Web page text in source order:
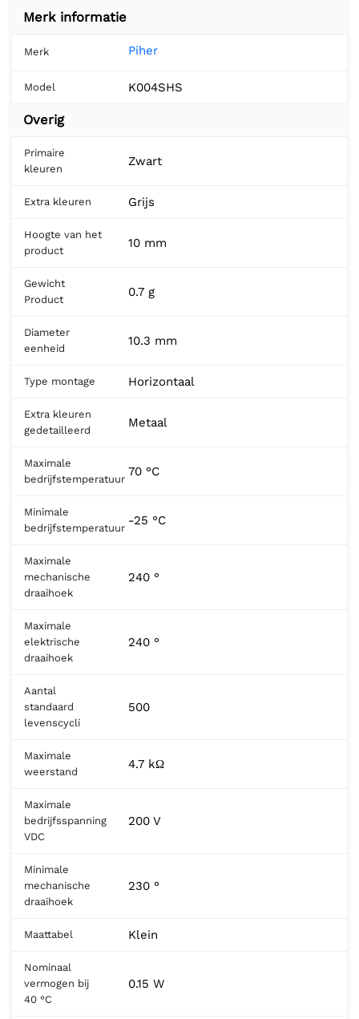
Merk informatie
Merk Piher
Model K004SHS
Overig
Primaire
kleuren
Zwart
Extra kleuren Grijs
Hoogte van het
product
10 mm
Gewicht
Product
0.7 g
Diameter
eenheid
10.3 mm
Type montage Horizontaal
Extra kleuren
gedetailleerd
Metaal
Maximale
bedrijfstemperatuur
70 °C
Minimale
bedrijfstemperatuur
-25 °C
Maximale
mechanische
draaihoek
240 °
Maximale
elektrische
draaihoek
240 °
Aantal
standaard
levenscycli
500
Maximale
weerstand
4.7 kΩ
Maximale
bedrijfsspanning
VDC
200 V
Minimale
mechanische
draaihoek
230 °
Maattabel Klein
Nominaal
vermogen bij
40 °C
0.15 W